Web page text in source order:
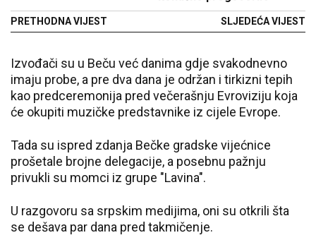
PRETHODNA VIJEST SLJEDEĆA VIJEST
Izvođači su u Beču već danima gd‌je svakodnevno
imaju probe, a pre dva dana je održan i tirkizni tepih
kao predceremonija pred večerašnju Evroviziju koja
će okupiti muzičke predstavnike iz cijele Evrope.
Tada su ispred zdanja Bečke gradske vijećnice
prošetale brojne delegacije, a posebnu pažnju
privukli su momci iz grupe "Lavina".
U razgovoru sa srpskim medijima, oni su otkrili šta
se dešava par dana pred takmičenje.